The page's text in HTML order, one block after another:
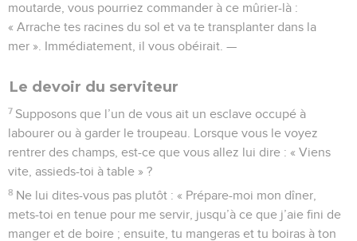
moutarde, vous pourriez commander à ce mûrier-là :
« Arrache tes racines du sol et va te transplanter dans la
mer ». Immédiatement, il vous obéirait. —
Le devoir du serviteur
7 Supposons que l’un de vous ait un esclave occupé à
labourer ou à garder le troupeau. Lorsque vous le voyez
rentrer des champs, est-ce que vous allez lui dire : « Viens
vite, assieds-toi à table » ?
8 Ne lui dites-vous pas plutôt : « Prépare-moi mon dîner,
mets-toi en tenue pour me servir, jusqu’à ce que j’aie fini de
manger et de boire ; ensuite, tu mangeras et tu boiras à ton